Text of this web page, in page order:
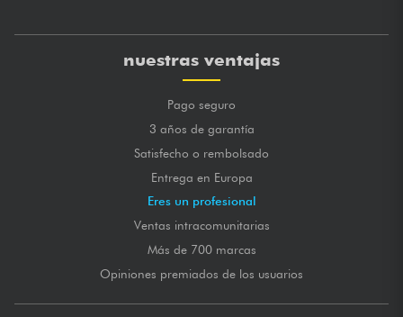
nuestras ventajas
Pago seguro
3 años de garantía
Satisfecho o rembolsado
Entrega en Europa
Eres un profesional
Ventas intracomunitarias
Más de 700 marcas
Opiniones premiados de los usuarios